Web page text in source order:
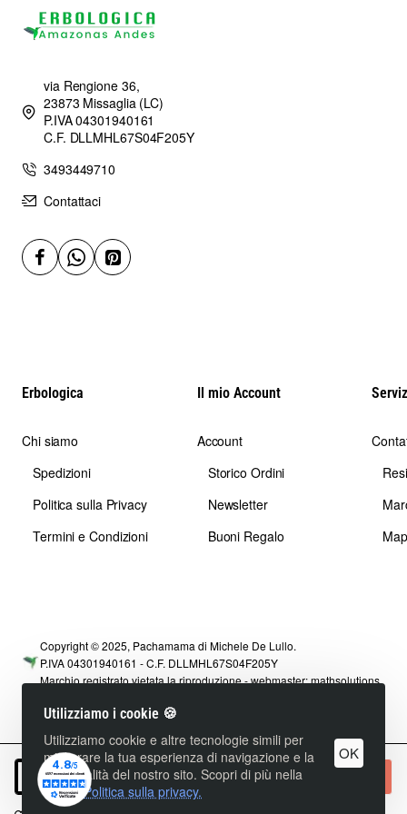
Utilizziamo i cookie 🍪
Utilizziamo cookie e altre tecnologie simili per
migliorare la tua esperienza di navigazione e la
funzionalità del nostro sito. Scopri di più nella
nostraPolitica sulla privacy.
OK
+ Carrello
prodotto è realmente molto richiesto.
si ha la possibilità di avere comunque dei prezzi ridotti ed alta
qualità.
Contenuto di 500 grammi
Erbologica Amazonas Andes
via Rengione 36,
23873 Missaglia (LC)
P.IVA 04301940161
C.F. DLLMHL67S04F205Y
3493449710
Contattaci
Erbologica
Chi siamo
Spedizioni
Politica sulla Privacy
Termini e Condizioni
Il mio Account
Account
Storico Ordini
Newsletter
Buoni Regalo
Copyright © 2025, Pachamama di Michele De Lullo.
P.IVA 04301940161 - C.F. DLLMHL67S04F205Y
Marchio registrato vietata la riproduzione - webmaster:mathsolutions